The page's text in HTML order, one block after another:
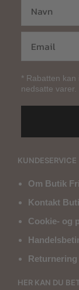
* Rabatten
nedsatte varer.
KUNDESERVICE
Om Butik
Kontakt
Cookie- og
Returnering
HER KAN DU